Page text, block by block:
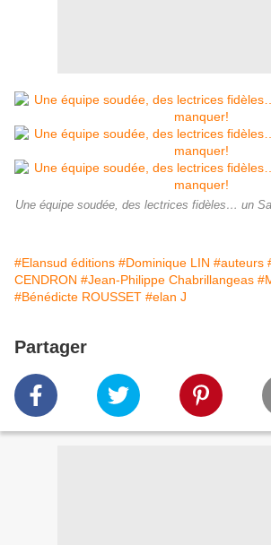
Une équipe soudée, des lectrices fidèles… un
#Elansud éditions #Dominique LIN #auteurs
CENDRON #Jean-Philippe Chabrillangeas
#Bénédicte ROUSSET #elan J
Partager